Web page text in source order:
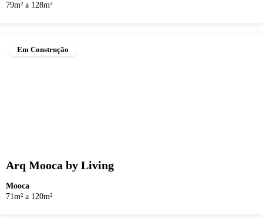
79m² a 128m²
Em Construção
Arq Mooca by Living
Mooca
71m² a 120m²